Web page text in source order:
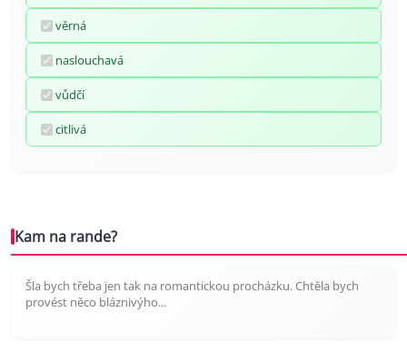
věrná
naslouchavá
vůdčí
citlivá
Kam na rande?
Šla bych třeba jen tak na romantickou procházku. Chtěla bych
provést něco bláznivýho...